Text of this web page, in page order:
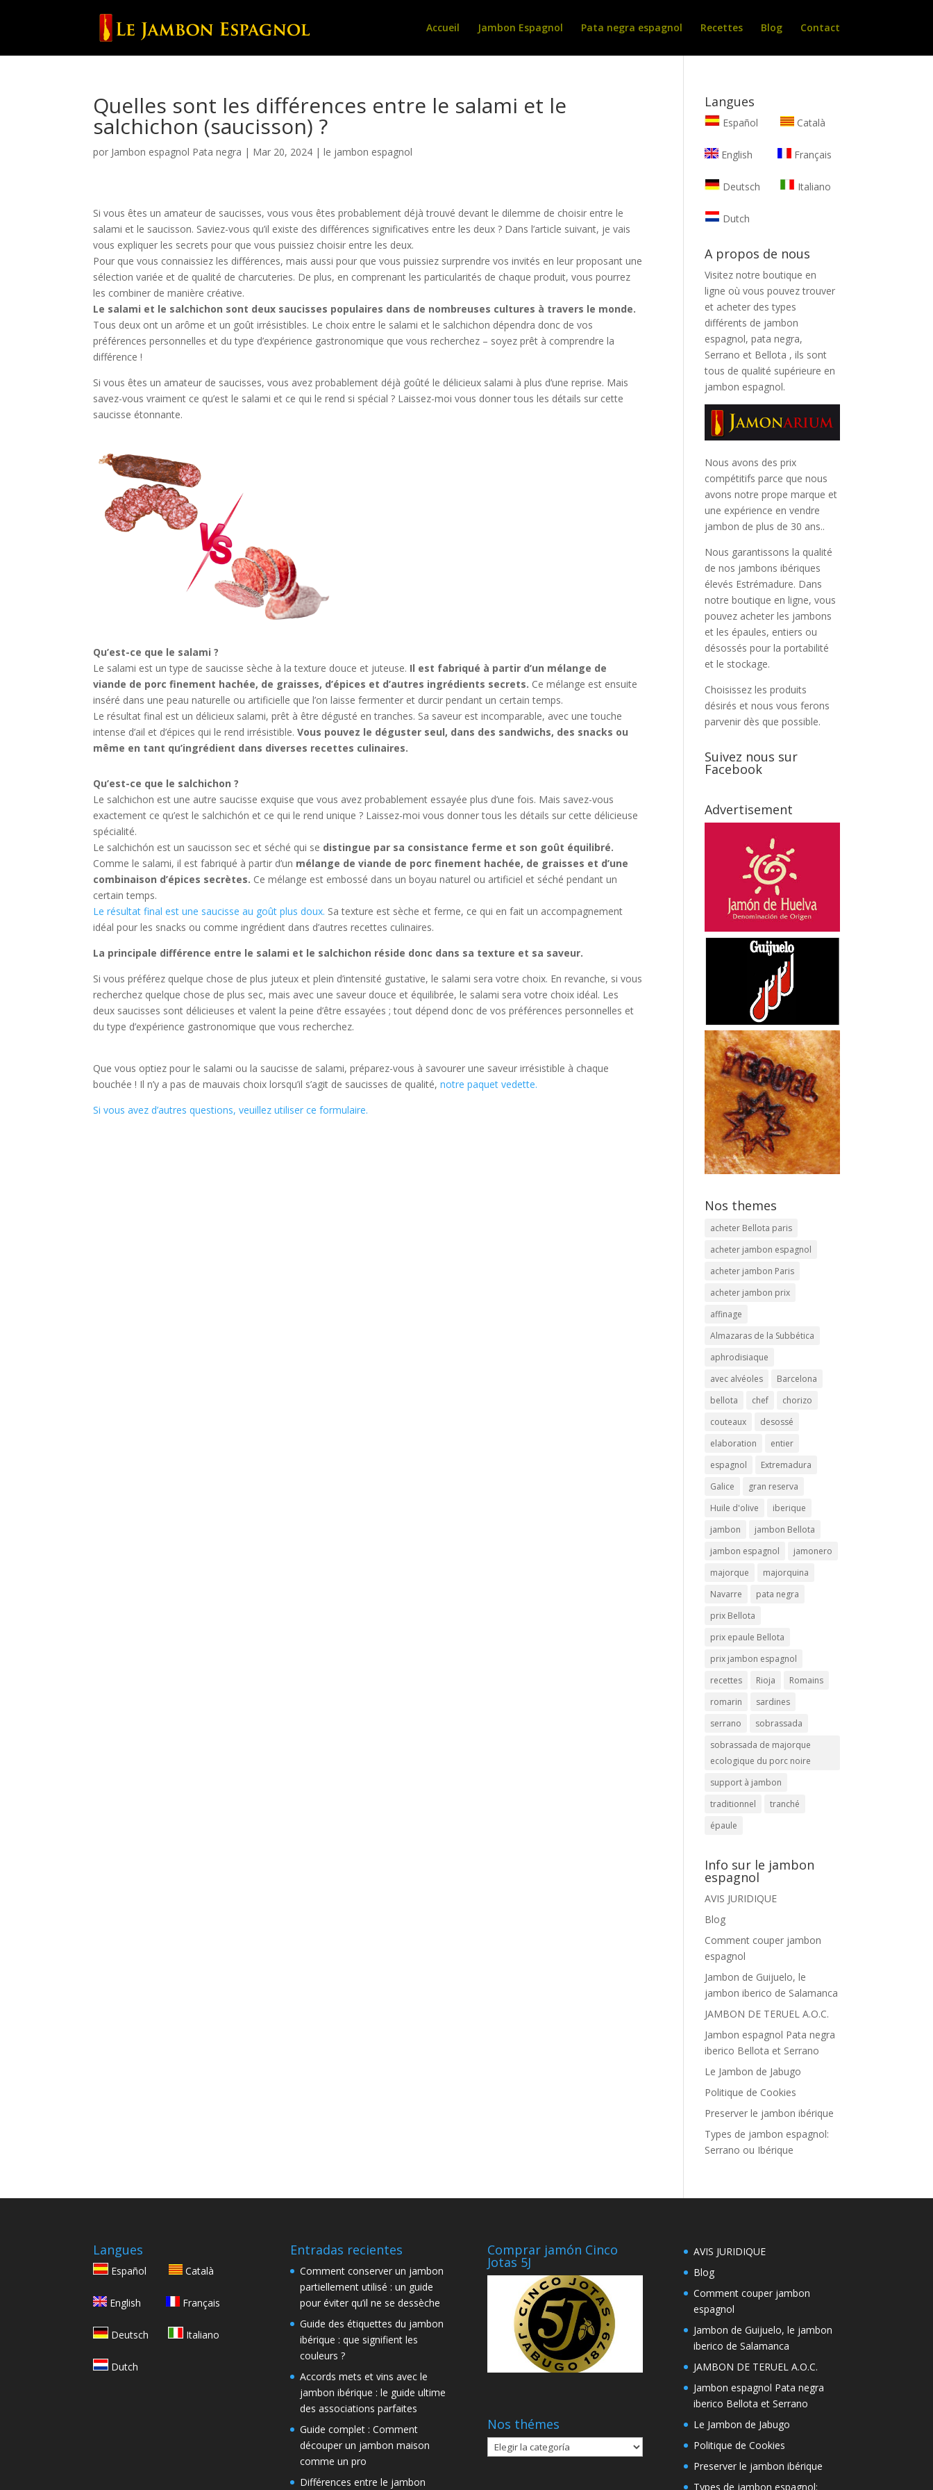
Accueil Jambon Espagnol Pata negra espagnol Recettes Blog Contact
Quelles sont les différences entre le salami et le
salchichon (saucisson) ?
por Jambon espagnol Pata negra | Mar 20, 2024 |le jambon espagnol
Si vous êtes un amateur de saucisses, vous vous êtes probablement déjà trouvé devant le dilemme de choisir entre le
salami et le saucisson. Saviez-vous qu’il existe des différences significatives entre les deux ? Dans l’article suivant, je vais
vous expliquer les secrets pour que vous puissiez choisir entre les deux.
Pour que vous connaissiez les différences, mais aussi pour que vous puissiez surprendre vos invités en leur proposant une
sélection variée et de qualité de charcuteries. De plus, en comprenant les particularités de chaque produit, vous pourrez
les combiner de manière créative.
Le salami et le salchichon sont deux saucisses populaires dans de nombreuses cultures à travers le monde.
Tous deux ont un arôme et un goût irrésistibles. Le choix entre le salami et le salchichon dépendra donc de vos
préférences personnelles et du type d’expérience gastronomique que vous recherchez – soyez prêt à comprendre la
différence !
Si vous êtes un amateur de saucisses, vous avez probablement déjà goûté le délicieux salami à plus d’une reprise. Mais
savez-vous vraiment ce qu’est le salami et ce qui le rend si spécial ? Laissez-moi vous donner tous les détails sur cette
saucisse étonnante.
Qu’est-ce que le salami ?
Le salami est un type de saucisse sèche à la texture douce et juteuse. Il est fabriqué à partir d’un mélange de
viande de porc finement hachée, de graisses, d’épices et d’autres ingrédients secrets. Ce mélange est ensuite
inséré dans une peau naturelle ou artificielle que l’on laisse fermenter et durcir pendant un certain temps.
Le résultat final est un délicieux salami, prêt à être dégusté en tranches. Sa saveur est incomparable, avec une touche
intense d’ail et d’épices qui le rend irrésistible.Vous pouvez le déguster seul, dans des sandwichs, des snacks ou
même en tant qu’ingrédient dans diverses recettes culinaires.
Qu’est-ce que le salchichon ?
Le salchichon est une autre saucisse exquise que vous avez probablement essayée plus d’une fois. Mais savez-vous
exactement ce qu’est le salchichón et ce qui le rend unique ? Laissez-moi vous donner tous les détails sur cette délicieuse
spécialité.
Le salchichón est un saucisson sec et séché qui se distingue par sa consistance ferme et son goût équilibré.
Comme le salami, il est fabriqué à partir d’un mélange de viande de porc finement hachée, de graisses et d’une
combinaison d’épices secrètes. Ce mélange est embossé dans un boyau naturel ou artificiel et séché pendant un
certain temps.
Le résultat final est une saucisse au goût plus doux. Sa texture est sèche et ferme, ce qui en fait un accompagnement
idéal pour les snacks ou comme ingrédient dans d’autres recettes culinaires.
La principale différence entre le salami et le salchichon réside donc dans sa texture et sa saveur.
Si vous préférez quelque chose de plus juteux et plein d’intensité gustative, le salami sera votre choix. En revanche, si vous
recherchez quelque chose de plus sec, mais avec une saveur douce et équilibrée, le salami sera votre choix idéal. Les
deux saucisses sont délicieuses et valent la peine d’être essayées ; tout dépend donc de vos préférences personnelles et
du type d’expérience gastronomique que vous recherchez.
Que vous optiez pour le salami ou la saucisse de salami, préparez-vous à savourer une saveur irrésistible à chaque
bouchée ! Il n’y a pas de mauvais choix lorsqu’il s’agit de saucisses de qualité,notre paquet vedette.
Si vous avez d’autres questions, veuillez utiliser ce formulaire.
Langues
Español Català
English Français
Deutsch Italiano
Dutch
A propos de nous
Visitez notre boutique en
ligne où vous pouvez trouver
et acheter des types
différents de jambon
espagnol, pata negra,
Serrano et Bellota , ils sont
tous de qualité supérieure en
jambon espagnol.
Nous avons des prix
compétitifs parce que nous
avons notre prope marque et
une expérience en vendre
jambon de plus de 30 ans..
Nous garantissons la qualité
de nos jambons ibériques
élevés Estrémadure. Dans
notre boutique en ligne, vous
pouvez acheter les jambons
et les épaules, entiers ou
désossés pour la portabilité
et le stockage.
Choisissez les produits
désirés et nous vous ferons
parvenir dès que possible.
Suivez nous sur
Facebook
Advertisement
Nos themes
acheter Bellota paris
acheter jambon espagnol
acheter jambon Paris
acheter jambon prix
affinage
Almazaras de la Subbética
aphrodisiaque
avec alvéoles
Barcelona
bellota
chef
chorizo
couteaux
desossé
elaboration
entier
espagnol
Extremadura
Galice
gran reserva
Huile d'olive
iberique
jambon
jambon Bellota
jambon espagnol
jamonero
majorque
majorquina
Navarre
pata negra
prix Bellota
prix epaule Bellota
prix jambon espagnol
recettes
Rioja
Romains
romarin
sardines
serrano
sobrassada
sobrassada de majorque
ecologique du porc noire
support à jambon
traditionnel
tranché
épaule
Info sur le jambon
espagnol
AVIS JURIDIQUE
Blog
Comment couper jambon
espagnol
Jambon de Guijuelo, le
jambon iberico de Salamanca
JAMBON DE TERUEL A.O.C.
Jambon espagnol Pata negra
iberico Bellota et Serrano
Le Jambon de Jabugo
Politique de Cookies
Preserver le jambon ibérique
Types de jambon espagnol:
Serrano ou Ibérique
Langues
Español Català
English Français
Deutsch Italiano
Dutch
Entradas recientes
Comment conserver un jambon
partiellement utilisé : un guide
pour éviter qu’il ne se dessèche
Guide des étiquettes du jambon
ibérique : que signifient les
couleurs ?
Accords mets et vins avec le
jambon ibérique : le guide ultime
des associations parfaites
Guide complet : Comment
découper un jambon maison
comme un pro
Différences entre le jambon
Comprar jamón Cinco
Jotas 5J
Nos thémes
Nos
thémes
AVIS JURIDIQUE
Blog
Comment couper jambon
espagnol
Jambon de Guijuelo, le jambon
iberico de Salamanca
JAMBON DE TERUEL A.O.C.
Jambon espagnol Pata negra
iberico Bellota et Serrano
Le Jambon de Jabugo
Politique de Cookies
Preserver le jambon ibérique
Types de jambon espagnol: